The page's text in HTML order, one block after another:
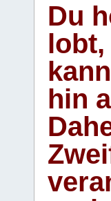
Du
hin